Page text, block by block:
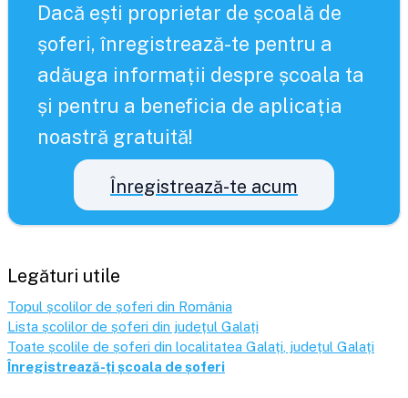
Dacă ești proprietar de școală de
șoferi, înregistrează-te pentru a
adăuga informații despre școala ta
și pentru a beneficia de aplicația
noastră gratuită!
Înregistrează-te acum
Legături utile
Topul școlilor de șoferi din România
Lista școlilor de șoferi din județul Galați
Toate școlile de șoferi din localitatea Galați , județul Galați
Înregistrează-ți școala de șoferi